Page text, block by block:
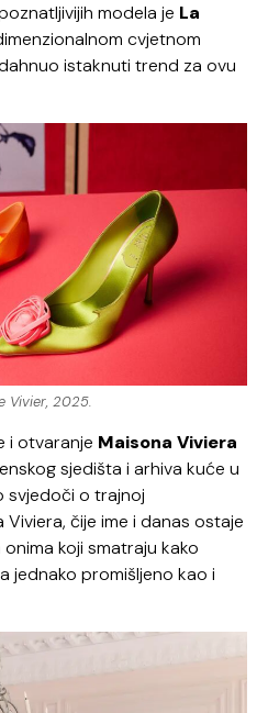
modela je La
cvjetnom
istaknuti trend za ovu
Vivier, 2025.
i otvaranje Maisona Viviera
sjedišta i arhiva kuće u
svjedoči o trajnoj
čije ime i danas ostaje
onima koji smatraju kako
jednako promišljeno kao i